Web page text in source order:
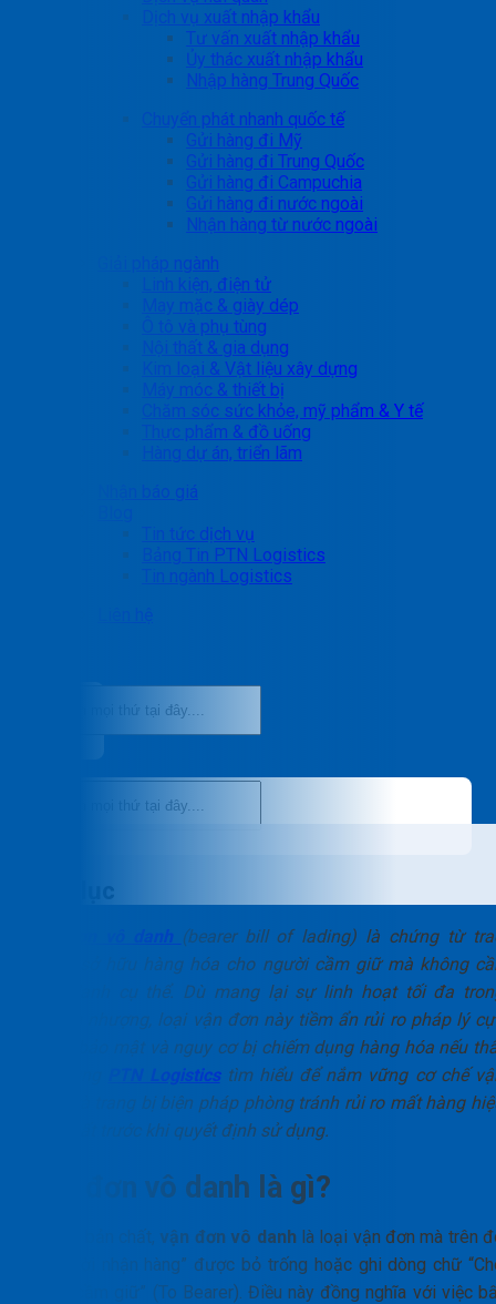
Dịch vụ xuất nhập khẩu
Tư vấn xuất nhập khẩu
Ủy thác xuất nhập khẩu
Nhập hàng Trung Quốc
Chuyển phát nhanh quốc tế
Gửi hàng đi Mỹ
Gửi hàng đi Trung Quốc
Gửi hàng đi Campuchia
Gửi hàng đi nước ngoài
Nhận hàng từ nước ngoài
Giải pháp ngành
Linh kiện, điện tử
May mặc & giày dép
Ô tô và phụ tùng
Nội thất & gia dụng
Kim loại & Vật liệu xây dựng
Máy móc & thiết bị
Chăm sóc sức khỏe, mỹ phẩm & Y tế
Thực phẩm & đồ uống
Hàng dự án, triển lãm
Nhận báo giá
Tin tức dịch vụ
Bảng Tin PTN Logistics
Tin ngành Logistics
Vận đơn vô danh (bearer bill of lading) là chứng từ
quyền sở hữu hàng hóa cho người cầm giữ mà không
định danh cụ thể. Dù mang lại sự linh hoạt tối đa
chuyển nhượng, loại vận đơn này tiềm ẩn rủi ro pháp lý
lớn về bảo mật và nguy cơ bị chiếm dụng hàng hóa nếu
PTN Logisticstìm hiểu để nắm vững cơ chế
hành và trang bị biện pháp phòng tránh rủi ro mất hàng
quả nhất trước khi quyết định sử dụng.
Vận đơn vô danh là gì?
Về mặt bản chất, vận đơn vô danh là loại vận đơn mà trên
ô “Người nhận hàng” được bỏ trống hoặc ghi dòng chữ
người cầm giữ” (To Bearer). Điều này đồng nghĩa với việc